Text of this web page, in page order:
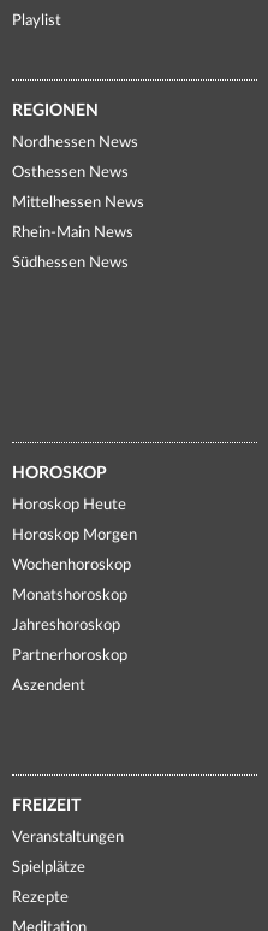
Playlist
REGIONEN
Nordhessen News
Osthessen News
Mittelhessen News
Rhein-Main News
Südhessen News
HOROSKOP
Horoskop Heute
Horoskop Morgen
Wochenhoroskop
Monatshoroskop
Jahreshoroskop
Partnerhoroskop
Aszendent
FREIZEIT
Veranstaltungen
Spielplätze
Rezepte
Meditation